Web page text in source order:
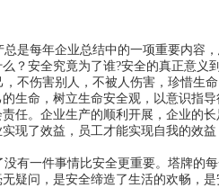
是每年企业总结中的一项重要内容
？安全究竟为了谁?安全的真正意义
不伤害别人，不被人伤害，珍惜生
生命，树立生命安全观，以意识指
任。企业生产的顺利开展，企业的
现了效益，员工才能实现自我的效
有一件事情比安全更重要。塔牌的
疑问，是安全缔造了生活的欢畅，